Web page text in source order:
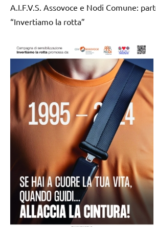
A.I.F.V.S. Assovoce e Nodi Comune:
“Invertiamo la rotta”